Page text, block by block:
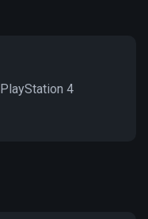
PlayStation 4